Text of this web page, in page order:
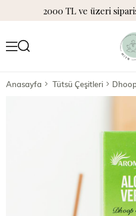
2000 TL ve üzeri
Anasayfa Tütsü Çeşitleri